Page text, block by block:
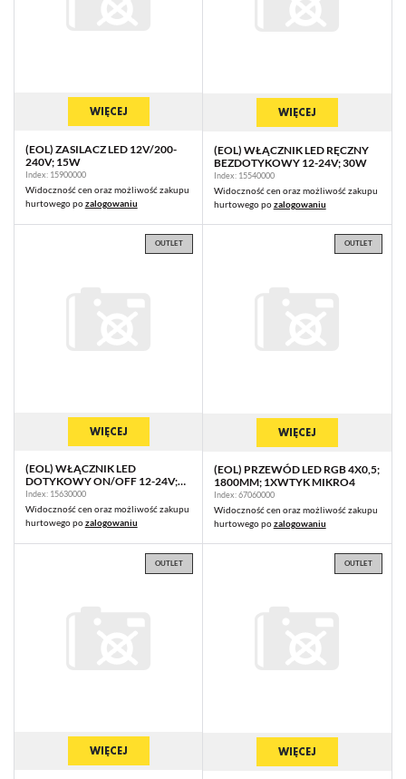
WIĘCEJ
(EOL) ZASILACZ LED 12V/200-
240V; 15W
Index: 15900000
Widoczność cen oraz możliwość zakupu
hurtowego pozalogowaniu
WIĘCEJ
(EOL) WŁĄCZNIK LED RĘCZNY
BEZDOTYKOWY 12-24V; 30W
Index: 15540000
Widoczność cen oraz możliwość zakupu
hurtowego pozalogowaniu
OUTLET
WIĘCEJ
(EOL) WŁĄCZNIK LED
DOTYKOWY ON/OFF 12-24V;
30W
Index: 15630000
Widoczność cen oraz możliwość zakupu
hurtowego pozalogowaniu
OUTLET
WIĘCEJ
(EOL) PRZEWÓD LED RGB 4X0,5;
1800MM; 1XWTYK MIKRO4
Index: 67060000
Widoczność cen oraz możliwość zakupu
hurtowego pozalogowaniu
OUTLET
WIĘCEJ
OUTLET
WIĘCEJ